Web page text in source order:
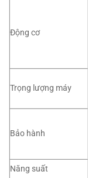
Động cơ
Trọng lượng máy
Bảo hành
Năng suất